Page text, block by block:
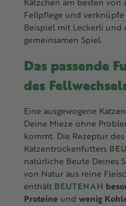
Fellpflege und
Beispiel mit Leckerli und
gemeinsamen Spiel.
Das passende
des
Eine ausgewogene
Deine Mieze ohne
kommt. Die Rezeptur des
Katzentrockenfutters
natürliche Beute Deines
von Natur aus reine
enthält BEUTENAH
Proteine und wenig